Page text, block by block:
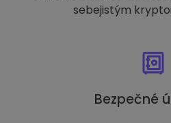
sebejistým
Bezpečné